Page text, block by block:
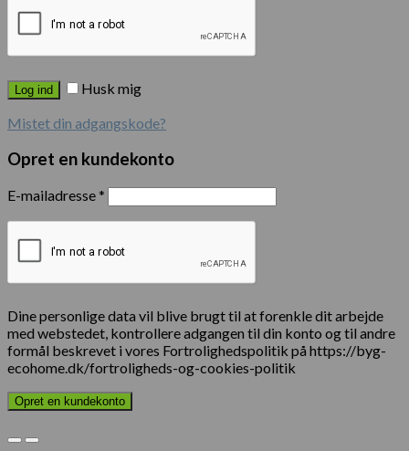
Log ind
Husk mig
Mistet din adgangskode?
Opret en kundekonto
E-mailadresse*
Dine personlige data vil blive brugt til at forenkle dit arbejde
med webstedet, kontrollere adgangen til din konto og til andre
formål beskrevet i vores Fortrolighedspolitik på https://byg-
ecohome.dk/fortroligheds-og-cookies-politik
Opret en kundekonto